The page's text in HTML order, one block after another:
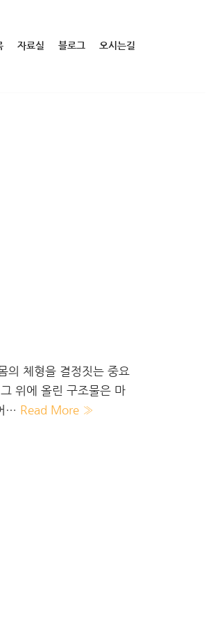
자료실 블로그 오시는길
의 체형을 결정짓는 중요
위에 올린 구조물은 마
… Read More »